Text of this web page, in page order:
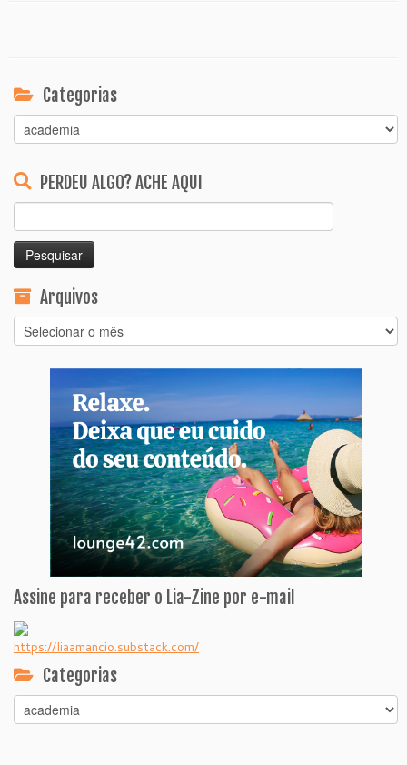
Categorias
Categorias
PERDEU ALGO? ACHE AQUI
por:
Arquivos
Arquivos
Assine para receber o Lia-Zine por e-mail
https://liaamancio.substack.com/
Categorias
Categorias